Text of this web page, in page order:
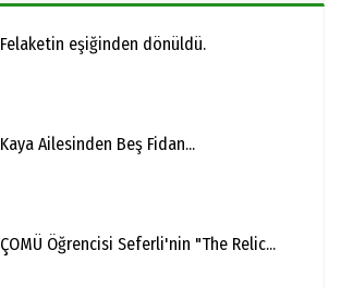
Felaketin eşiğinden dönüldü.
Kaya Ailesinden Beş Fidan...
ÇOMÜ Öğrencisi Seferli'nin "The Relic...